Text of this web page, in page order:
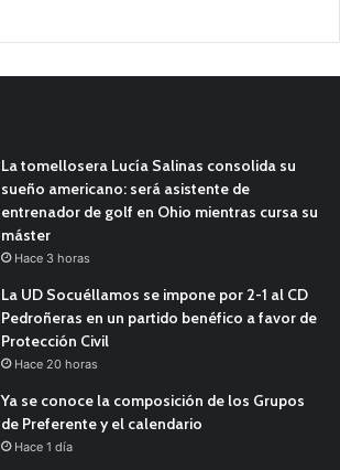
La tomellosera Lucía Salinas consolida su
sueño americano: será asistente de
entrenador de golf en Ohio mientras cursa su
máster
Hace 3 horas
La UD Socuéllamos se impone por 2-1 al CD
Pedroñeras en un partido benéfico a favor de
Protección Civil
Hace 20 horas
Ya se conoce la composición de los Grupos
de Preferente y el calendario
Hace 1 día